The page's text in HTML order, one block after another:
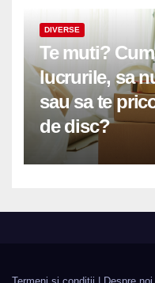
DIVERSE
Te muti?
lucrurile, sa
sau sa te
de disc?